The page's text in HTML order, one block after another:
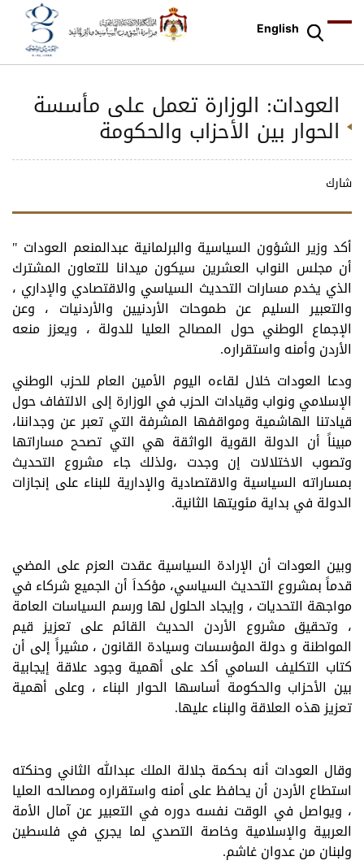
English
العودات: الوزارة تعمل على مأسسة
الحوار بين الأحزاب والحكومة
شارك
أكد وزير الشؤون السياسية والبرلمانية عبدالمنعم العودات "
أن مجلس النواب العشرين سيكون ميدانا للتعاون المشترك
الذي يخدم مسارات التحديث السياسي والاقتصادي والإداري ،
والتعبير السليم عن طموحات الأردنيين والأردنيات ، وعن
الإجماع الوطني حول المصالح العليا للدولة ، ويعزز منعه
الأردن وأمنه واستقراره.
ودعا العودات خلال لقاءه اليوم الأمين العام للحزب الوطني
الإسلامي ونواب وقيادات الحزب في الوزارة إلى الالتفاف حول
قيادتنا الهاشمية ومواقفها المشرفة التي تعبر عن وجداننا،
مبيناً أن الدولة القوية الواثقة هي التي تصحح مساراتها
وتصوب الاختلالات إن وجدت ،ولذلك جاء مشروع التحديث
بمساراته السياسية والاقتصادية والإدارية للبناء على إنجازات
الدولة في بداية مئويتها الثانية.
وبين العودات أن الإرادة السياسية عقدت العزم على المضي
قدماً بمشروع التحديث السياسي، مؤكداَ أن الجميع شركاء في
مواجهة التحديات ، وإيجاد الحلول لها ورسم السياسات العامة
، وتحقيق مشروع الأردن الحديث القائم على تعزيز قيم
المواطنة و دولة المؤسسات وسيادة القانون ، مشيراً إلى أن
كتاب التكليف السامي أكد على أهمية وجود علاقة إيجابية
بين الأحزاب والحكومة أساسها الحوار البناء ، وعلى أهمية
تعزيز هذه العلاقة والبناء عليها.
وقال العودات أنه بحكمة جلالة الملك عبدالله الثاني وحنكته
استطاع الأردن أن يحافظ على أمنه واستقراره ومصالحه العليا
، ويواصل في الوقت نفسه دوره في التعبير عن آمال الأمة
العربية والإسلامية وخاصة التصدي لما يجري في فلسطين
ولبنان من عدوان غاشم.